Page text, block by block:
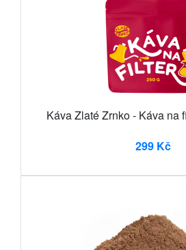
Káva Zlaté Zrnko - Káva na
299 Kč